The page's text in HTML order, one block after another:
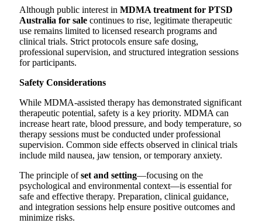
Although public interest in MDMA treatment for PTSD
Australia for sale continues to rise, legitimate therapeutic
use remains limited to licensed research programs and
clinical trials. Strict protocols ensure safe dosing,
professional supervision, and structured integration sessions
for participants.
Safety Considerations
While MDMA-assisted therapy has demonstrated significant
therapeutic potential, safety is a key priority. MDMA can
increase heart rate, blood pressure, and body temperature, so
therapy sessions must be conducted under professional
supervision. Common side effects observed in clinical trials
include mild nausea, jaw tension, or temporary anxiety.
The principle ofset and setting—focusing on the
psychological and environmental context—is essential for
safe and effective therapy. Preparation, clinical guidance,
and integration sessions help ensure positive outcomes and
minimize risks.